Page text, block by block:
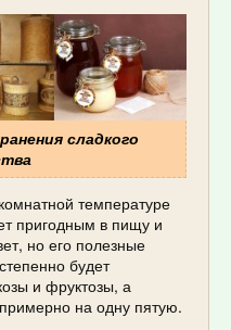
сладкого
температуре
пригодным в пищу и
но его полезные
будет
и фруктозы, а
на одну пятую.